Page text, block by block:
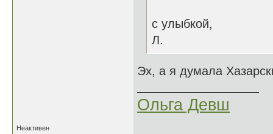
с улыбкой,
Л.
Эх, а я думала
Ольга Девш
Неактивен